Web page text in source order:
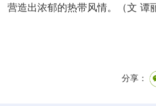
营造出浓郁的热带风情。（文 谭
分享：